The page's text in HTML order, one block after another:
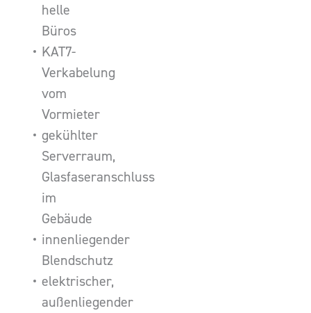
helle
Büros
KAT7-
Verkabelung
vom
Vormieter
gekühlter
Serverraum,
Glasfaseranschluss
im
Gebäude
innenliegender
Blendschutz
elektrischer,
außenliegender